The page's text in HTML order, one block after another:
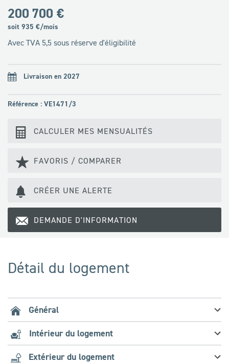
200 700 €
soit 935 €/mois
Avec TVA 5,5 sous réserve d'éligibilité
Livraison en 2027
Référence : VE1471/3
CALCULER MES MENSUALITÉS
FAVORIS / COMPARER
CRÉER UNE ALERTE
DEMANDE D'INFORMATION
Détail du logement
Général
Intérieur du logement
Extérieur du logement